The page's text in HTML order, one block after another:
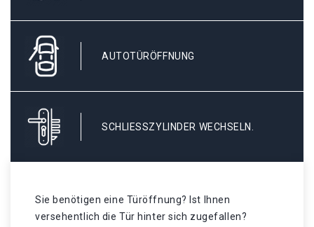
AUTOTÜRÖFFNUNG
SCHLIESSZYLINDER WECHSELN.
Sie benötigen eine Türöffnung? Ist Ihnen
versehentlich die Tür hinter sich zugefallen?